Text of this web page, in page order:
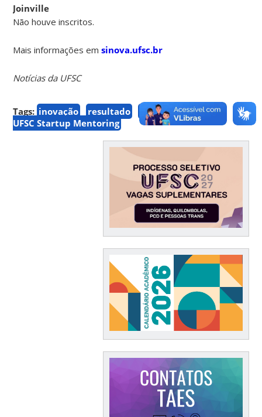
Joinville
Não houve inscritos.
Mais informações emsinova.ufsc.br
Notícias da UFSC
Tags: inovação resultado Sinova
Sinova
UFSC Startup Mentoring